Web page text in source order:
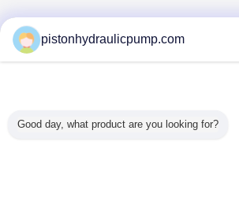
pistonhydraulicpump.com
Good day, what product are you looking for?